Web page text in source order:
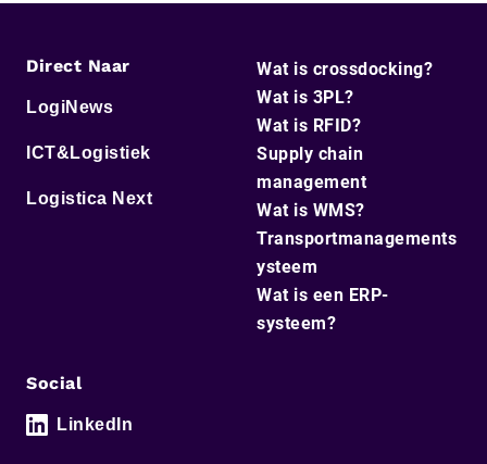
Direct Naar
LogiNews
ICT&Logistiek
Logistica Next
Wat is crossdocking?
Wat is 3PL?
Wat is RFID?
Supply chain
management
Wat is WMS?
Transportmanagements
ysteem
Wat is een ERP-
systeem?
Social
LinkedIn